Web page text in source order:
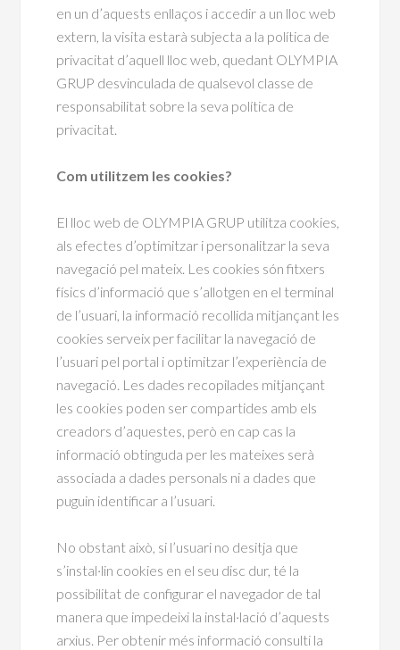
en un d’aquests enllaços i accedir a un lloc web
extern, la visita estarà subjecta a la política de
privacitat d’aquell lloc web, quedant OLYMPIA
GRUP desvinculada de qualsevol classe de
responsabilitat sobre la seva política de
privacitat.
Com utilitzem les cookies?
El lloc web de OLYMPIA GRUP utilitza cookies,
als efectes d’optimitzar i personalitzar la seva
navegació pel mateix. Les cookies són fitxers
físics d’informació que s’allotgen en el terminal
de l’usuari, la informació recollida mitjançant les
cookies serveix per facilitar la navegació de
l’usuari pel portal i optimitzar l’experiència de
navegació. Les dades recopilades mitjançant
les cookies poden ser compartides amb els
creadors d’aquestes, però en cap cas la
informació obtinguda per les mateixes serà
associada a dades personals ni a dades que
puguin identificar a l’usuari.
No obstant això, si l’usuari no desitja que
s’instal·lin cookies en el seu disc dur, té la
possibilitat de configurar el navegador de tal
manera que impedeixi la instal·lació d’aquests
arxius. Per obtenir més informació consulti la